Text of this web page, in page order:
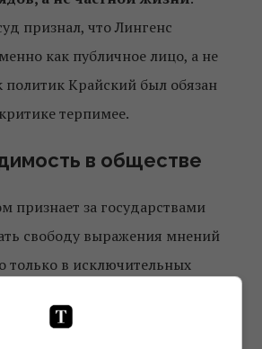
признал, что Лингенс
как публичное лицо, а не
политик Крайский был обязан
терпимее.
в обществе
признает за государствами
свободу выражения мнений
только в исключительных
требует общественный интерес
потребность.